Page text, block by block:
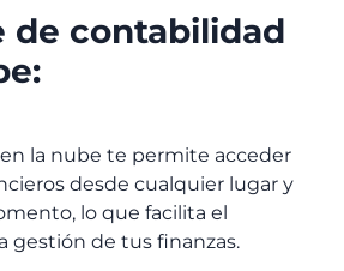
de contabilidad
la nube te permite acceder
desde cualquier lugar y
lo que facilita el
gestión de tus finanzas.